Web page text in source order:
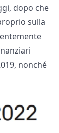
dopo che
sulla
nonché